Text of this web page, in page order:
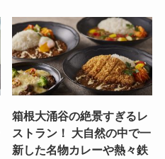
箱根大涌谷の絶景すぎるレ
ストラン！ 大自然の中で一
新した名物カレーや熱々鉄